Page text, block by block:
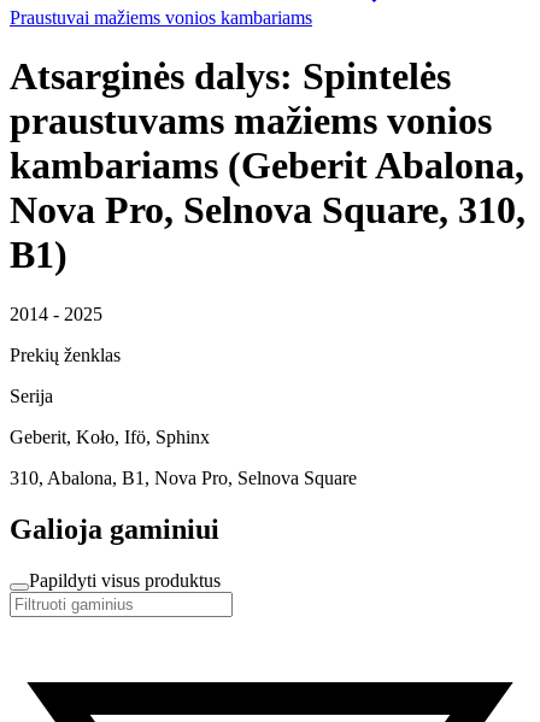
Praustuvai mažiems vonios kambariams
Atsarginės dalys: Spintelės
praustuvams mažiems vonios
kambariams (Geberit Abalona,
Nova Pro, Selnova Square, 310,
B1)
2014 - 2025
Prekių ženklas
Serija
Geberit, Koło, Ifö, Sphinx
310, Abalona, B1, Nova Pro, Selnova Square
Galioja gaminiui
Papildyti visus produktus